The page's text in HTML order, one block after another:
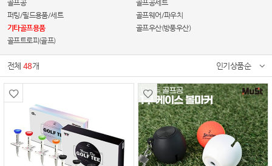
골프공
골프공세트
퍼팅/필드용품/세트
골프웨어/파우치
기타골프용품
골프우산(방풍우산)
골프트로피(골프)
전체48개 인기상품순